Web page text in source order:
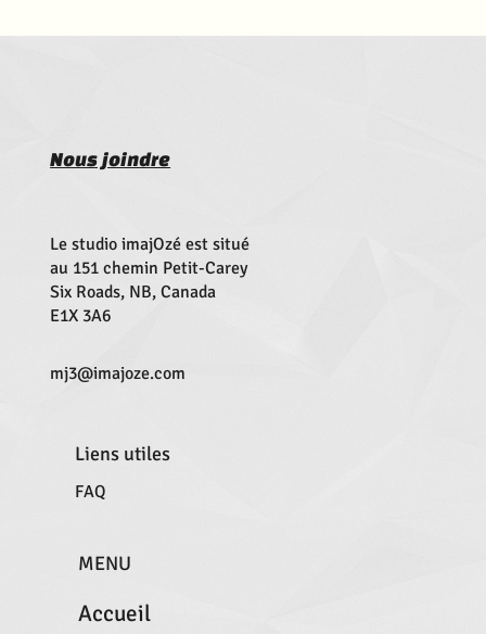
Nous joindre
Le studio imajOzé est situé
au 151 chemin Petit-Carey
Six Roads, NB, Canada
E1X 3A6
mj3@imajoze.com
Liens utiles
FAQ
MENU
Accueil